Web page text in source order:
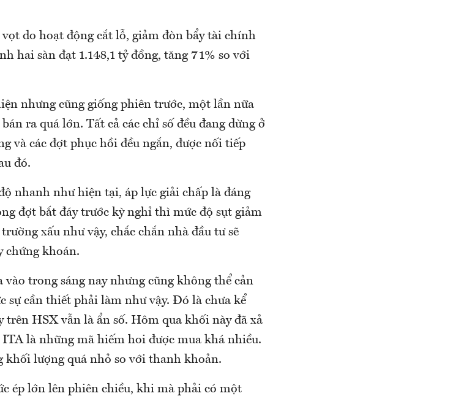
do hoạt động cắt lỗ, giảm đòn bẩy tài chính
hai sàn đạt 1.148,1 tỷ đồng, tăng 71% so với
nhưng cũng giống phiên trước, một lần nữa
ra quá lớn. Tất cả các chỉ số đều đang dừng ở
và các đợt phục hồi đều ngắn, được nối tiếp
đó.
nhanh như hiện tại, áp lực giải chấp là đáng
đợt bắt đáy trước kỳ nghỉ thì mức độ sụt giảm
xấu như vậy, chắc chắn nhà đầu tư sẽ
chứng khoán.
trong sáng nay nhưng cũng không thể cản
sự cần thiết phải làm như vậy. Đó là chưa kể
trên HSX vẫn là ẩn số. Hôm qua khối này đã xả
là những mã hiếm hoi được mua khá nhiều.
khối lượng quá nhỏ so với thanh khoản.
ép lớn lên phiên chiều, khi mà phải có một